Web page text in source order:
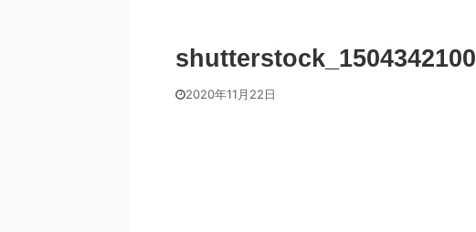
shutterstock_1504342100
2020年11月22日